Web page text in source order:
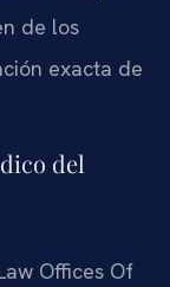
de los
exacta de
del
Offices Of